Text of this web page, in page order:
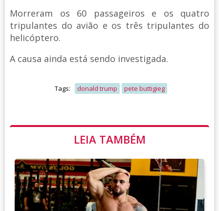
Morreram os 60 passageiros e os quatro
tripulantes do avião e os três tripulantes do
helicóptero.
A causa ainda está sendo investigada.
Tags: donald trump pete buttigieg
LEIA TAMBÉM